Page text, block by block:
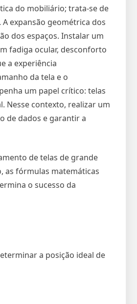
do mobiliário; trata-se de
expansão geométrica dos
dos espaços. Instalar um
fadiga ocular, desconforto
a experiência
da tela e o
um papel crítico: telas
Nesse contexto, realizar um
de dados e garantir a
de telas de grande
as fórmulas matemáticas
o sucesso da
a posição ideal de